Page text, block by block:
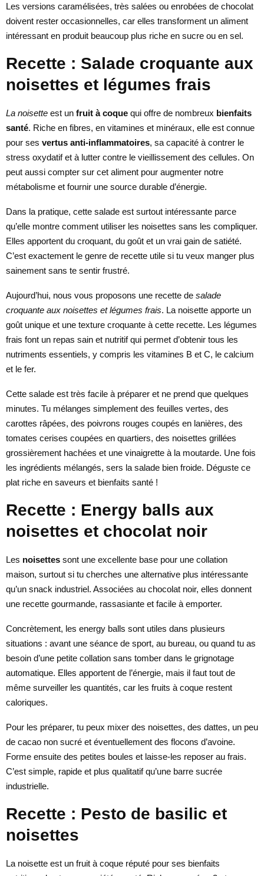
Les versions caramélisées, très salées ou enrobées de chocolat
doivent rester occasionnelles, car elles transforment un aliment
intéressant en produit beaucoup plus riche en sucre ou en sel.
Recette : Salade croquante aux
noisettes et légumes frais
La noisette est un fruit à coque qui offre de nombreux bienfaits
santé. Riche en fibres, en vitamines et minéraux, elle est connue
pour ses vertus anti-inflammatoires, sa capacité à contrer le
stress oxydatif et à lutter contre le vieillissement des cellules. On
peut aussi compter sur cet aliment pour augmenter notre
métabolisme et fournir une source durable d’énergie.
Dans la pratique, cette salade est surtout intéressante parce
qu’elle montre comment utiliser les noisettes sans les compliquer.
Elles apportent du croquant, du goût et un vrai gain de satiété.
C’est exactement le genre de recette utile si tu veux manger plus
sainement sans te sentir frustré.
Aujourd’hui, nous vous proposons une recette de salade
croquante aux noisettes et légumes frais. La noisette apporte un
goût unique et une texture croquante à cette recette. Les légumes
frais font un repas sain et nutritif qui permet d’obtenir tous les
nutriments essentiels, y compris les vitamines B et C, le calcium
et le fer.
Cette salade est très facile à préparer et ne prend que quelques
minutes. Tu mélanges simplement des feuilles vertes, des
carottes râpées, des poivrons rouges coupés en lanières, des
tomates cerises coupées en quartiers, des noisettes grillées
grossièrement hachées et une vinaigrette à la moutarde. Une fois
les ingrédients mélangés, sers la salade bien froide. Déguste ce
plat riche en saveurs et bienfaits santé !
Recette : Energy balls aux
noisettes et chocolat noir
Les noisettes sont une excellente base pour une collation
maison, surtout si tu cherches une alternative plus intéressante
qu’un snack industriel. Associées au chocolat noir, elles donnent
une recette gourmande, rassasiante et facile à emporter.
Concrètement, les energy balls sont utiles dans plusieurs
situations : avant une séance de sport, au bureau, ou quand tu as
besoin d’une petite collation sans tomber dans le grignotage
automatique. Elles apportent de l’énergie, mais il faut tout de
même surveiller les quantités, car les fruits à coque restent
caloriques.
Pour les préparer, tu peux mixer des noisettes, des dattes, un peu
de cacao non sucré et éventuellement des flocons d’avoine.
Forme ensuite des petites boules et laisse-les reposer au frais.
C’est simple, rapide et plus qualitatif qu’une barre sucrée
industrielle.
Recette : Pesto de basilic et
noisettes
La noisette est un fruit à coque réputé pour ses bienfaits